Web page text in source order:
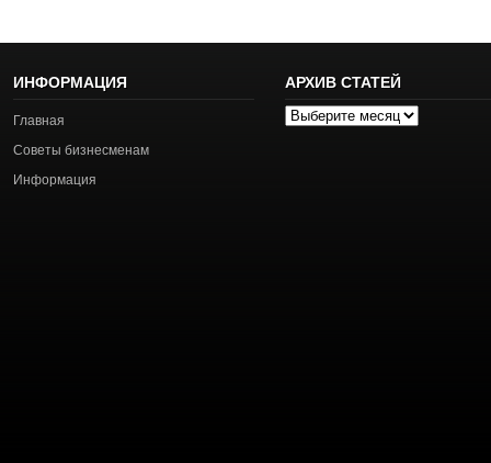
ИНФОРМАЦИЯ
Главная
Советы бизнесменам
Информация
АРХИВ СТАТЕЙ
Архив